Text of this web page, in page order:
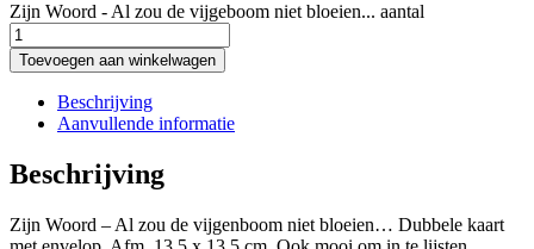
Zijn Woord - Al zou de vijgeboom niet bloeien... aantal
Toevoegen aan winkelwagen
Beschrijving
Aanvullende informatie
Beschrijving
Zijn Woord – Al zou de vijgenboom niet bloeien… Dubbele kaart